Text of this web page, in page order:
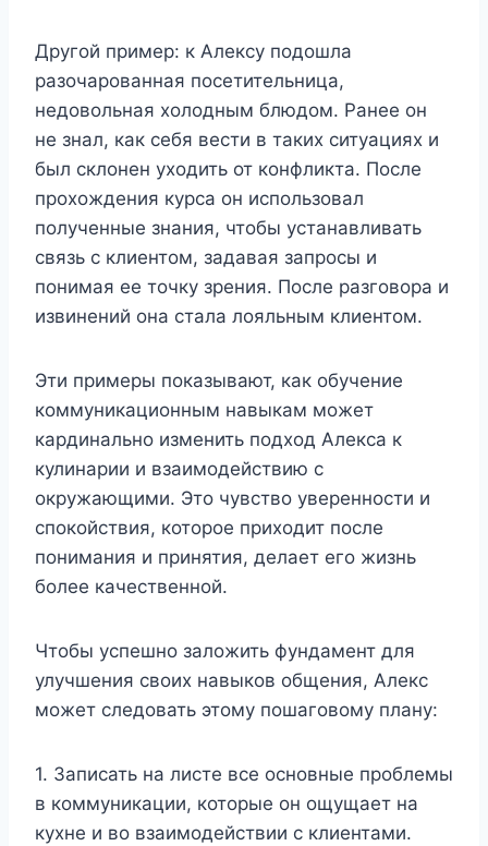
Другой пример: к Алексу подошла
разочарованная посетительница,
недовольная холодным блюдом. Ранее он
не знал, как себя вести в таких ситуациях и
был склонен уходить от конфликта. После
прохождения курса он использовал
полученные знания, чтобы устанавливать
связь с клиентом, задавая запросы и
понимая ее точку зрения. После разговора и
извинений она стала лояльным клиентом.
Эти примеры показывают, как обучение
коммуникационным навыкам может
кардинально изменить подход Алекса к
кулинарии и взаимодействию с
окружающими. Это чувство уверенности и
спокойствия, которое приходит после
понимания и принятия, делает его жизнь
более качественной.
Чтобы успешно заложить фундамент для
улучшения своих навыков общения, Алекс
может следовать этому пошаговому плану:
1. Записать на листе все основные проблемы
в коммуникации, которые он ощущает на
кухне и во взаимодействии с клиентами.